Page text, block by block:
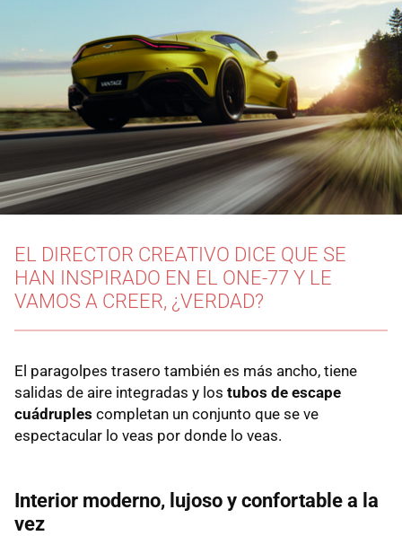
EL DIRECTOR CREATIVO DICE QUE SE
HAN INSPIRADO EN EL ONE-77 Y LE
VAMOS A CREER, ¿VERDAD?
El paragolpes trasero también es más ancho, tiene
salidas de aire integradas y los tubos de escape
cuádruples completan un conjunto que se ve
espectacular lo veas por donde lo veas.
Interior moderno, lujoso y confortable a la
vez